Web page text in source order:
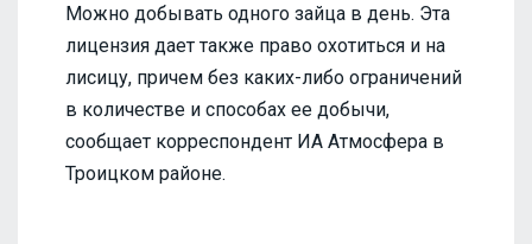
Можно добывать одного зайца в день. Эта
лицензия дает также право охотиться и на
лисицу, причем без каких-либо ограничений
в количестве и способах ее добычи,
сообщает корреспондент ИА Атмосфера в
Троицком районе.